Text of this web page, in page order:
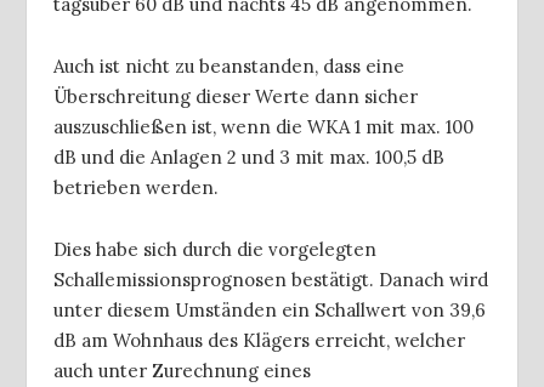
Auch ist nicht zu beanstanden, dass eine
Überschreitung dieser Werte dann sicher
auszuschließen ist, wenn die WKA 1 mit max. 100
dB und die Anlagen 2 und 3 mit max. 100,5 dB
betrieben werden.
Dies habe sich durch die vorgelegten
Schallemissionsprognosen bestätigt. Danach wird
unter diesem Umständen ein Schallwert von 39,6
dB am Wohnhaus des Klägers erreicht, welcher
auch unter Zurechnung eines